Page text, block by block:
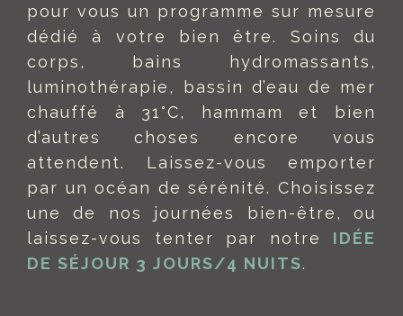
pour vous un programme sur mesure
dédié à votre bien être. Soins du
corps, bains hydromassants,
luminothérapie, bassin d’eau de mer
chauffé à 31°C, hammam et bien
d’autres choses encore vous
attendent. Laissez-vous emporter
par un océan de sérénité. Choisissez
une de nos journées bien-être, ou
laissez-vous tenter par notre IDÉE
DE SÉJOUR 3 JOURS/4 NUITS.